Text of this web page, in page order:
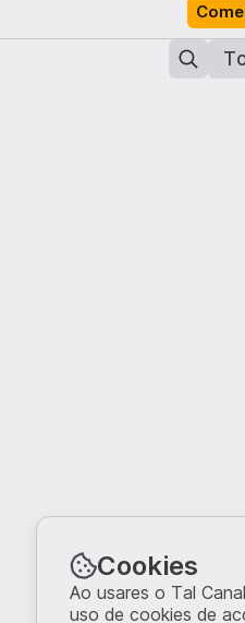
Cookies
Ao usares o Tal
uso de cookies de